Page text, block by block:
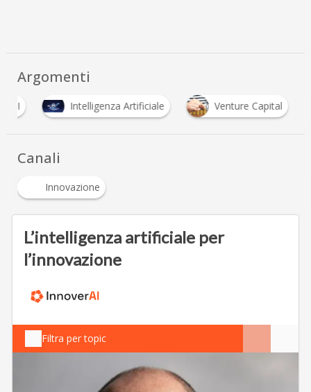
Argomenti
Intelligenza Artificiale Venture Capital
Canali
Innovazione
L’intelligenza artificiale per
l’innovazione
Filtra per topic